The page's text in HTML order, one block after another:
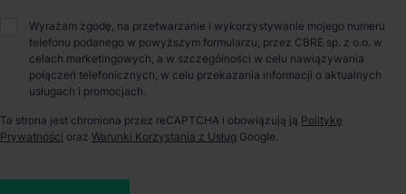
O parku
Panattoni Park Mszczonów I – nowoczesne hale magazynowe
przy trasie S8
Panattoni Park Mszczonów I to nowa inwestycja klasy A,
Wyrażam zgodę, na przetwarzanie i wykorzystywanie mojego numeru
telefonu podanego w powyższym formularzu, przez CBRE sp. z o.o. w
celach marketingowych, a w szczególności w celu nawiązywania
połączeń telefonicznych, w celu przekazania informacji o aktualnych
usługach i promocjach.
Ta strona jest chroniona przez reCAPTCHA i obowiązują ją Politykę
Prywatności oraz Warunki Korzystania z Usług Google.